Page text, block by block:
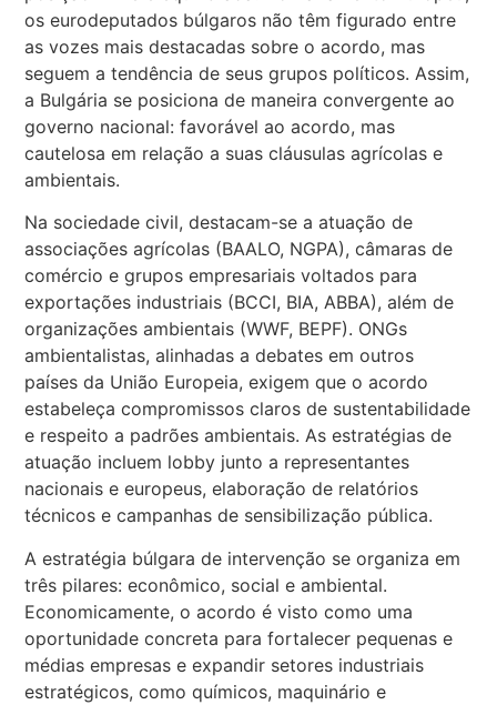
os eurodeputados búlgaros não têm figurado entre
as vozes mais destacadas sobre o acordo, mas
seguem a tendência de seus grupos políticos. Assim,
a Bulgária se posiciona de maneira convergente ao
governo nacional: favorável ao acordo, mas
cautelosa em relação a suas cláusulas agrícolas e
ambientais.
Na sociedade civil, destacam-se a atuação de
associações agrícolas (BAALO, NGPA), câmaras de
comércio e grupos empresariais voltados para
exportações industriais (BCCI, BIA, ABBA), além de
organizações ambientais (WWF, BEPF). ONGs
ambientalistas, alinhadas a debates em outros
países da União Europeia, exigem que o acordo
estabeleça compromissos claros de sustentabilidade
e respeito a padrões ambientais. As estratégias de
atuação incluem lobby junto a representantes
nacionais e europeus, elaboração de relatórios
técnicos e campanhas de sensibilização pública.
A estratégia búlgara de intervenção se organiza em
três pilares: econômico, social e ambiental.
Economicamente, o acordo é visto como uma
oportunidade concreta para fortalecer pequenas e
médias empresas e expandir setores industriais
estratégicos, como químicos, maquinário e